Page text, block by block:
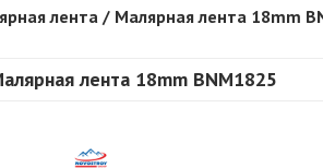
лента / Малярная лента 18mm
лента 18mm BNM1825